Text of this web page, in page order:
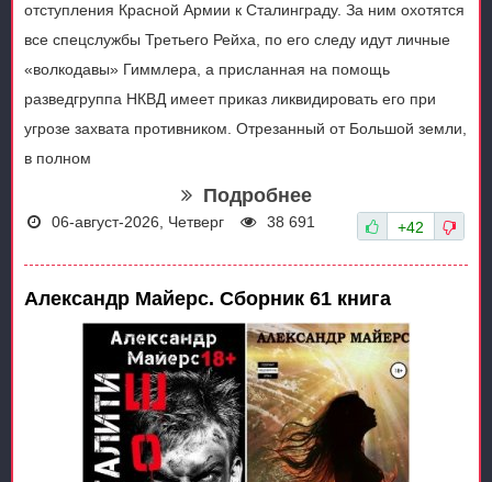
отступления Красной Армии к Сталинграду. За ним охотятся
все спецслужбы Третьего Рейха, по его следу идут личные
«волкодавы» Гиммлера, а присланная на помощь
разведгруппа НКВД имеет приказ ликвидировать его при
угрозе захвата противником. Отрезанный от Большой земли,
в полном
Подробнее
06-август-2026, Четверг 38 691 +42
Александр Майерс. Сборник 61 книга